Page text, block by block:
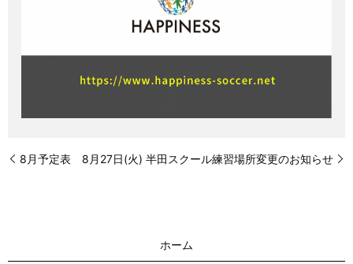
8月予定表 8月27日(火) 半田スクール練習場所変更のお知らせ
ホーム